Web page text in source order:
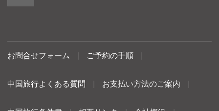
お問合せフォーム ご予約の手順
中国旅行よくある質問 お支払い方法のご案内